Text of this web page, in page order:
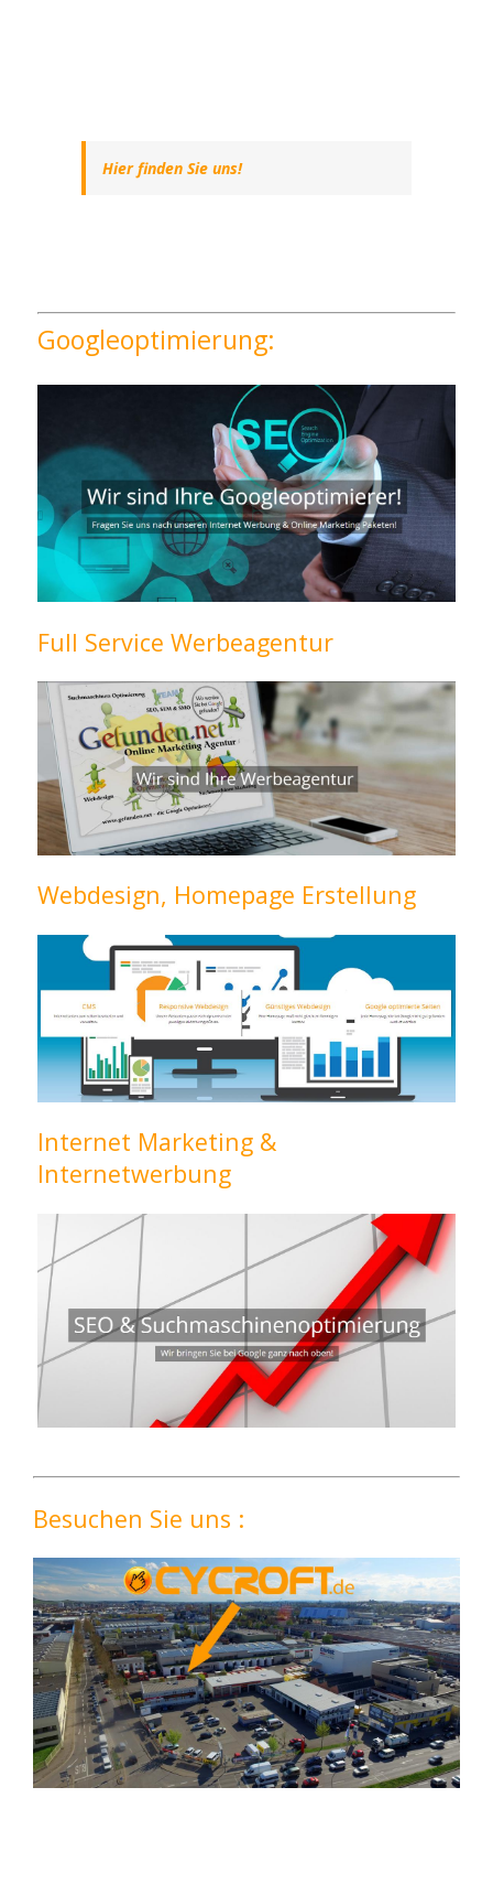
Hier finden Sie uns!
Googleoptimierung:
Full Service Werbeagentur
Webdesign, Homepage Erstellung
Internet Marketing &
Internetwerbung
Besuchen Sie uns :